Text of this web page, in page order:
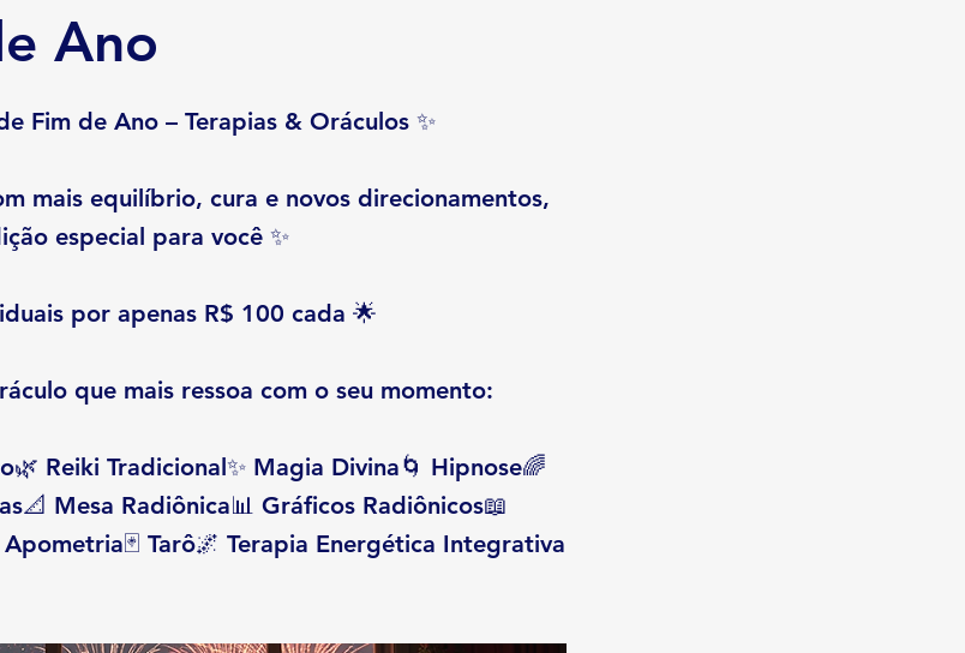
Ano
Fim de Ano – Terapias & Oráculos ✨
mais equilíbrio, cura e novos direcionamentos,
especial para você ✨
por apenas R$ 100 cada 🌟
que mais ressoa com o seu momento:
Reiki Tradicional✨ Magia Divina🌀 Hipnose🌈
Mesa Radiônica📊 Gráficos Radiônicos📖
Tarô🌌 Terapia Energética Integrativa